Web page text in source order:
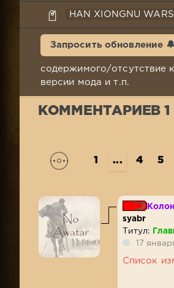
HAN XIONGNU WARS
Запросить обновление 🔔
содержимого/отсутствие
версии мода и т.п.
КОММЕНТАРИЕВ 1
1 ... 4 5
syabr
Титул:
17
Список